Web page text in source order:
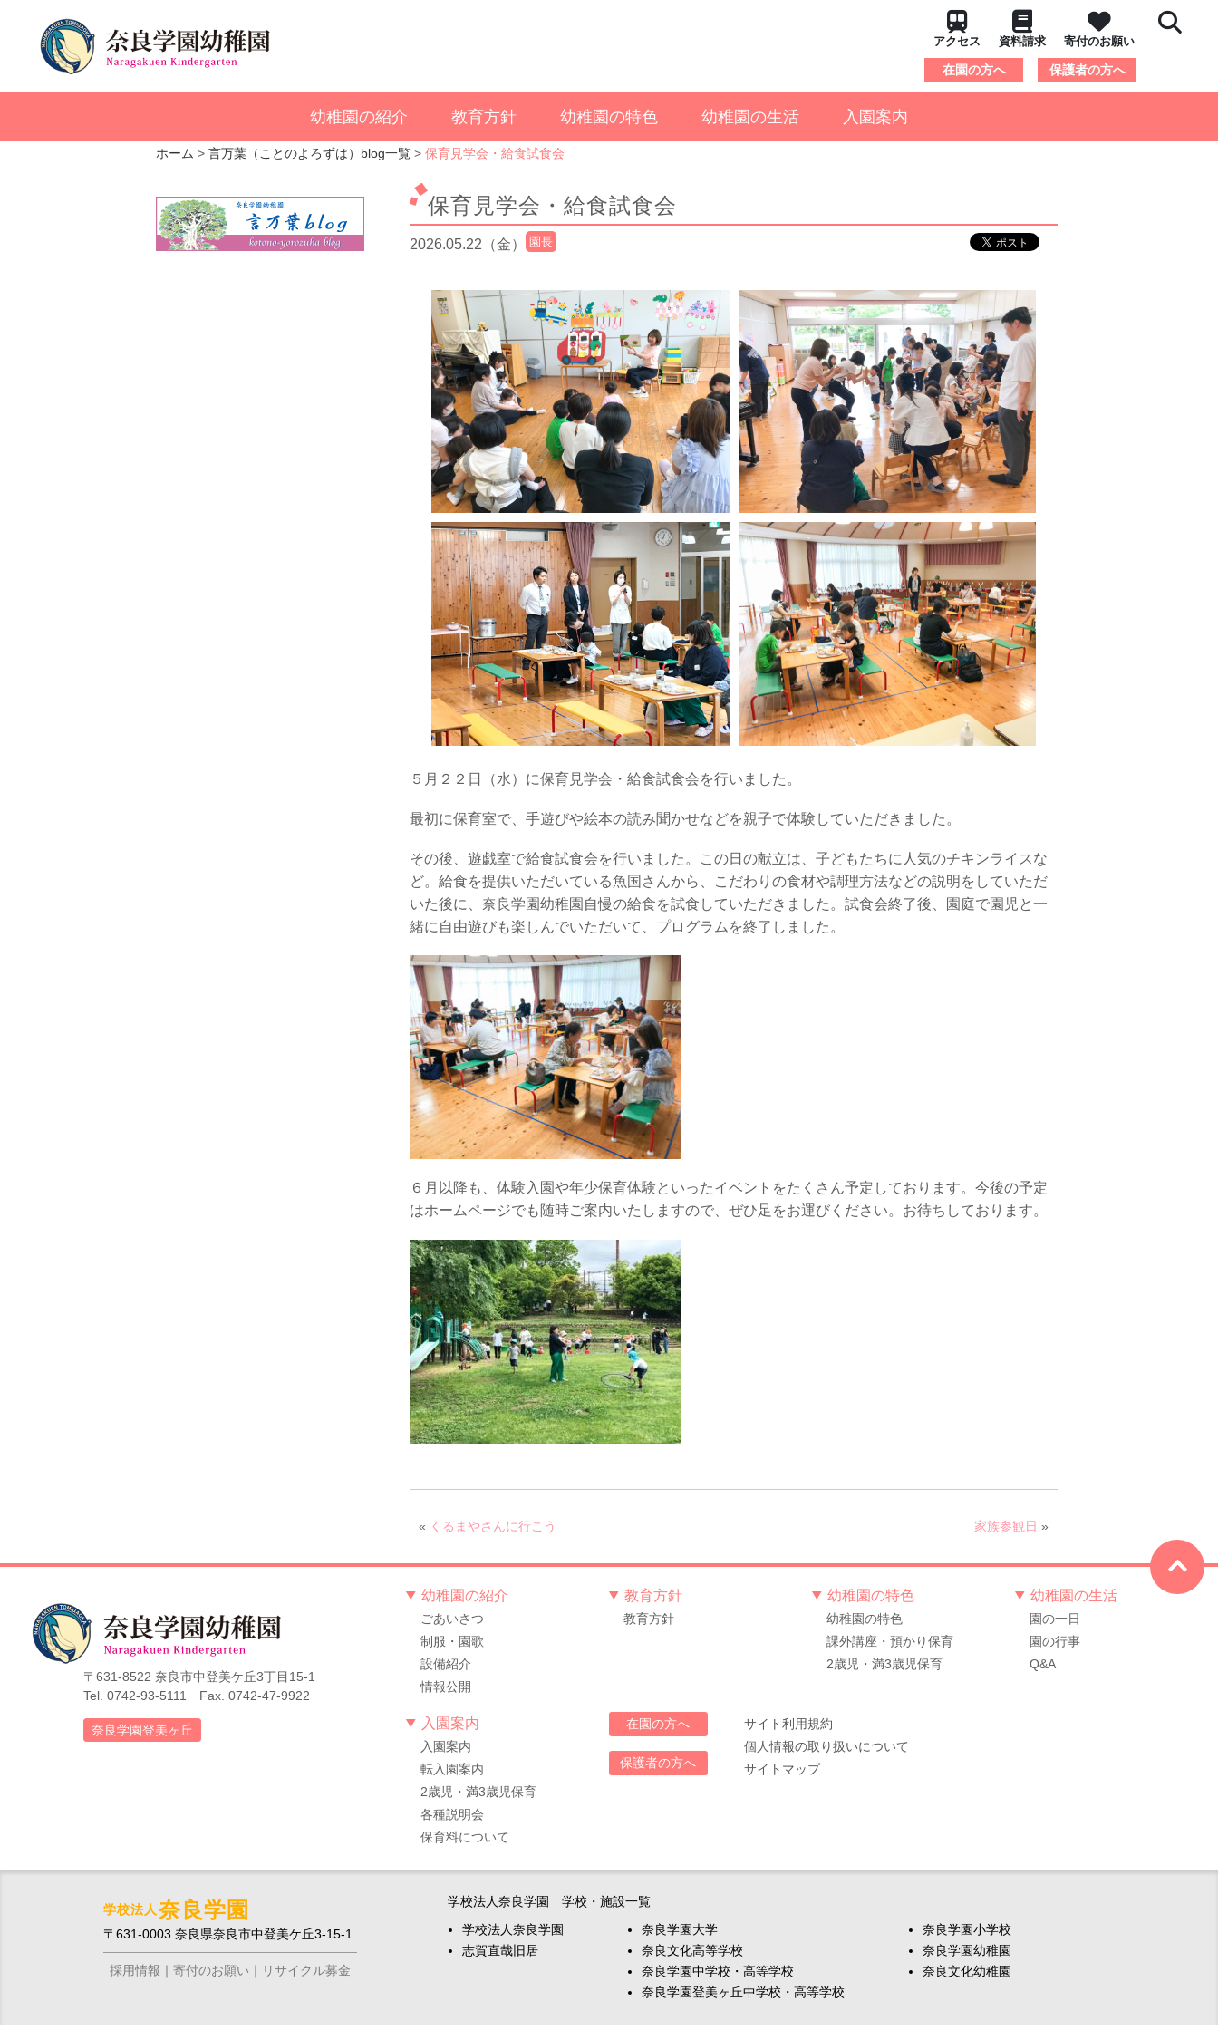
アクセス 資料請求 寄付のお願い
在園の方へ 保護者の方へ
幼稚園の紹介 教育方針 幼稚園の特色 幼稚園の生活 入園案内
ホーム 言万葉（ことのよろずは）blog一覧 保育見学会・給食試食会
保育見学会・給食試食会
2026.05.22（金） 園長
５月２２日（水）に保育見学会・給食試食会を行いました。
最初に保育室で、手遊びや絵本の読み聞かせなどを親子で体験していただきました。
その後、遊戯室で給食試食会を行いました。この日の献立は、子どもたちに人気のチキンライスな
ど。給食を提供いただいている魚国さんから、こだわりの食材や調理方法などの説明をしていただ
いた後に、奈良学園幼稚園自慢の給食を試食していただきました。試食会終了後、園庭で園児と一
緒に自由遊びも楽しんでいただいて、プログラムを終了しました。
６月以降も、体験入園や年少保育体験といったイベントをたくさん予定しております。今後の予定
はホームページでも随時ご案内いたしますので、ぜひ足をお運びください。お待ちしております。
« くるまやさんに行こう 家族参観日 »
〒631-8522 奈良市中登美ケ丘3丁目15-1
Tel. 0742-93-5111 Fax. 0742-47-9922
奈良学園登美ヶ丘
幼稚園の紹介
ごあいさつ
制服・園歌
設備紹介
情報公開
教育方針
教育方針
幼稚園の特色
幼稚園の特色
課外講座・預かり保育
2歳児・満3歳児保育
幼稚園の生活
園の一日
園の行事
Q&A
入園案内
入園案内
転入園案内
2歳児・満3歳児保育
各種説明会
保育料について
在園の方へ
保護者の方へ
サイト利用規約
個人情報の取り扱いについて
サイトマップ
学校法人 奈良学園
〒631-0003 奈良県奈良市中登美ケ丘3-15-1
採用情報 寄付のお願い リサイクル募金
学校法人奈良学園 学校・施設一覧
学校法人奈良学園
志賀直哉旧居
奈良学園大学
奈良文化高等学校
奈良学園中学校・高等学校
奈良学園登美ヶ丘中学校・高等学校
奈良学園小学校
奈良学園幼稚園
奈良文化幼稚園